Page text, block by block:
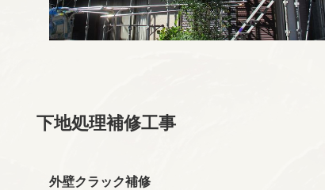
下地処理補修工事
外壁クラック補修